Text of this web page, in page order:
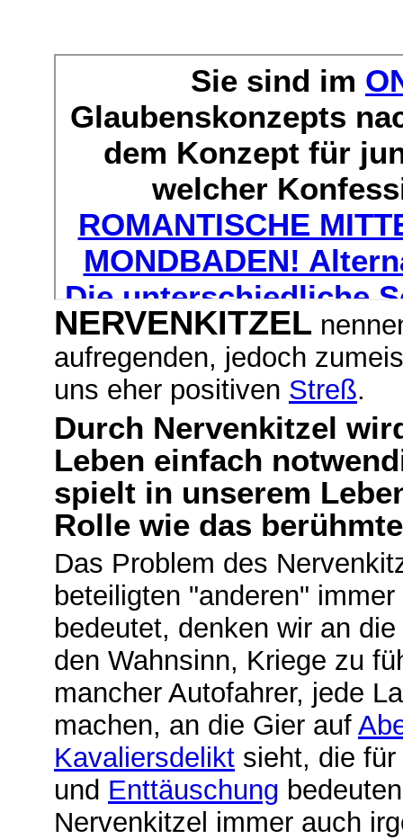
NERVENKITZEL
aufregenden, jedoch
uns eher positiven Streß.
Durch Nervenkitzel
Leben einfach
spielt in unserem
Rolle wie das
Das Problem des
beteiligten "anderen"
bedeutet, denken wir an
den Wahnsinn, Kriege zu
mancher Autofahrer, jede
machen, an die Gier auf
Kavaliersdelikt sieht, die
und Enttäuschung
Nervenkitzel immer auch